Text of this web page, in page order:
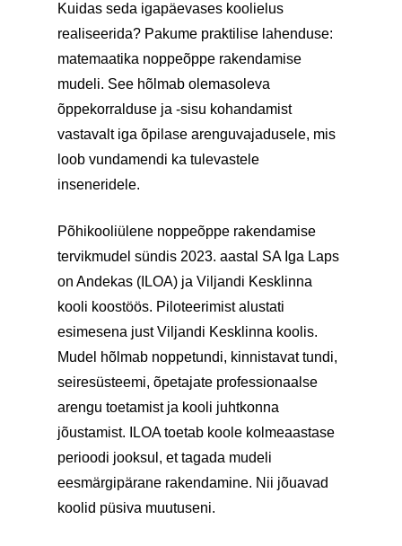
Kuidas seda igapäevases koolielus
realiseerida? Pakume praktilise lahenduse:
matemaatika noppeõppe rakendamise
mudeli. See hõlmab olemasoleva
õppekorralduse ja -sisu kohandamist
vastavalt iga õpilase arenguvajadusele, mis
loob vundamendi ka tulevastele
inseneridele.
Põhikooliülene noppeõppe rakendamise
tervikmudel sündis 2023. aastal SA Iga Laps
on Andekas (ILOA) ja Viljandi Kesklinna
kooli koostöös. Piloteerimist alustati
esimesena just Viljandi Kesklinna koolis.
Mudel hõlmab noppetundi, kinnistavat tundi,
seiresüsteemi, õpetajate professionaalse
arengu toetamist ja kooli juhtkonna
jõustamist. ILOA toetab koole kolmeaastase
perioodi jooksul, et tagada mudeli
eesmärgipärane rakendamine. Nii jõuavad
koolid püsiva muutuseni.